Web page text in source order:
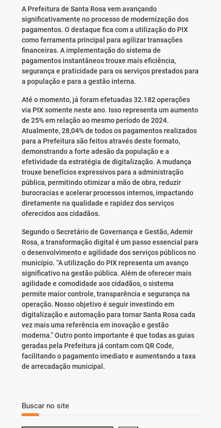
A Prefeitura de Santa Rosa vem avançando
significativamente no processo de modernização dos
pagamentos. O destaque fica com a utilização do PIX
como ferramenta principal para agilizar transações
financeiras. A implementação do sistema de
pagamentos instantâneos trouxe mais eficiência,
segurança e praticidade para os serviços prestados para
a população e para a gestão interna.
Até o momento, já foram efetuadas 32.182 operações
via PIX somente neste ano. Isso representa um aumento
de 25% em relação ao mesmo período de 2024.
Atualmente, 28,04% de todos os pagamentos realizados
para a Prefeitura são feitos através deste formato,
demonstrando a forte adesão da população e a
efetividade da estratégia de digitalização. A mudança
trouxe benefícios expressivos para a administração
pública, permitindo otimizar a mão de obra, reduzir
burocracias e acelerar processos internos, impactando
diretamente na qualidade e rapidez dos serviços
oferecidos aos cidadãos.
Segundo o Secretário de Governança e Gestão, Ademir
Rosa, a transformação digital é um passo essencial para
o desenvolvimento e agilidade dos serviços públicos no
município. “A utilização do PIX representa um avanço
significativo na gestão pública. Além de oferecer mais
agilidade e comodidade aos cidadãos, o sistema
permite maior controle, transparência e segurança na
operação. Nosso objetivo é seguir investindo em
digitalização e automação para tornar Santa Rosa cada
vez mais uma referência em inovação e gestão
moderna.” Outro ponto importante é que todas as guias
geradas pela Prefeitura já contam com QR Code,
facilitando o pagamento imediato e aumentando a taxa
de arrecadação municipal.
Buscar no site